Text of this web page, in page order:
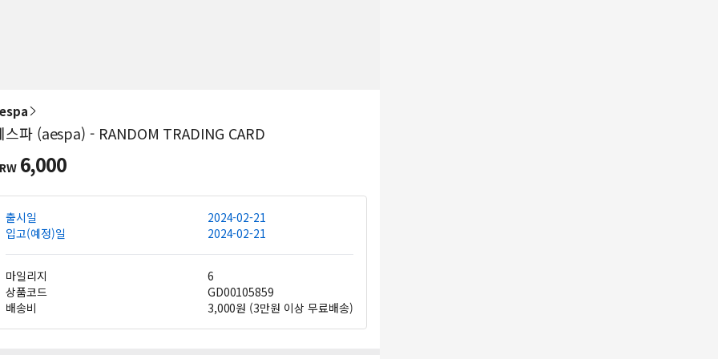
스파 (aespa) - RANDOM TRADING CARD
6,000
출시일
2024-02-21
입고(예정)일
2024-02-21
마일리지
6
상품코드
GD00105859
배송비
3,000원 (3만원 이상 무료배송)